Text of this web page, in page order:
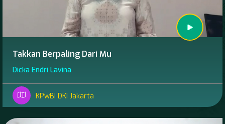
Takkan Berpaling Dari Mu
Dicka Endri Lavina
KPwBI DKI Jakarta